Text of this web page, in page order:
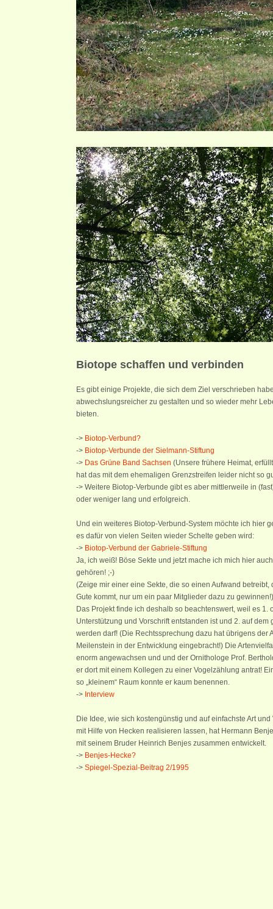
Biotope schaffen und verbinden
Es gibt einige Projekte, die sich dem Ziel verschrieben
abwechslungsreicher zu gestalten und so wieder mehr
bieten.
-> Biotop-Verbund?
-> Biotop-Verbunde der Sielmann-Stiftung
-> Das Grüne Band Sachsen (Unsere frühere Heimat,
hat das mit dem ehemaligen Grenzstreifen leider nicht so
-> Weitere Biotop-Verbunde gibt es aber mittlerweile in
oder weniger lang und erfolgreich.
Und ein weiteres Biotop-Verbund-System möchte ich hier
es dafür von vielen Seiten wieder Schelte geben wird:
-> Biotop-Verbund der Gabriele-Stiftung
Ja, ich weiß! Böse Sekte und jetzt mache ich mich hier
gehören! ;-)
(Zeige mir einer eine Sekte, die so einen Aufwand
Gute kommt, nur um ein paar Mitglieder dazu zu gewinnen!)
Das Projekt finde ich deshalb so beachtenswert, weil es 1.
Unterstützung und Vorschrift entstanden ist und 2. auf
werden darf! (Die Rechtssprechung dazu hat übrigens der
Meilenstein in der Entwicklung eingebracht!) Die
enorm angewachsen und und der Ornithologe Prof.
er dort mit einem Kollegen zu einer Vogelzählung antrat!
so „kleinem“ Raum konnte er kaum benennen.
-> Interview
Die Idee, wie sich kostengünstig und auf einfachste Art
mit Hilfe von Hecken realisieren lassen, hat Hermann
mit seinem Bruder Heinrich Benjes zusammen entwickelt.
-> Benjes-Hecke?
-> Spiegel-Spezial-Beitrag 2/1995